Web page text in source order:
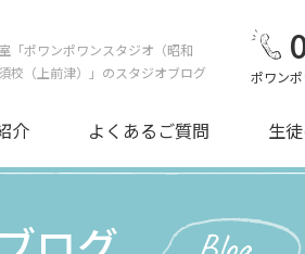
「ポワンポワンスタジオ（昭和
校（上前津）」のスタジオブログ
ポワン
介 よくあるご質問 生